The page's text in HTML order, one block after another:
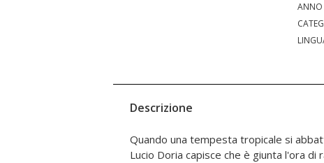
ANNO
Descrizione
Quando una tempesta tropicale si
Lucio Doria capisce che è giunta l'ora di
convulsi anni che precedono la
il suo corso, e a quella messicana sono